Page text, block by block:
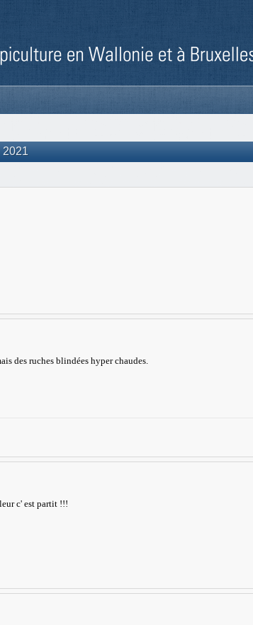
2021
des ruches blindées hyper chaudes.
c' est partit !!!